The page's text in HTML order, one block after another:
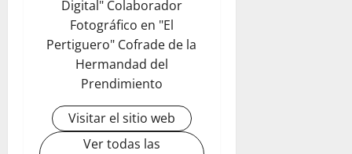
Digital" Colaborador
Fotográfico en "El
Pertiguero" Cofrade de la
Hermandad del
Prendimiento
Visitar el sitio web
Ver todas las